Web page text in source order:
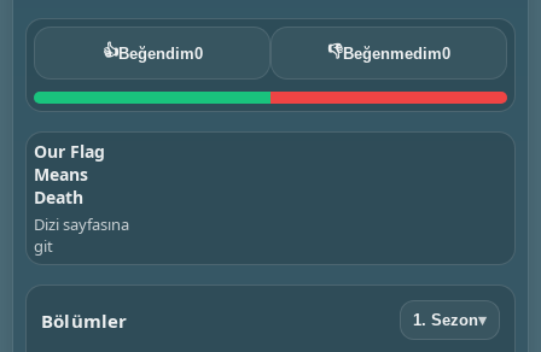
👍Beğendim0 👎Beğenmedim0
Our Flag
Means
Death
Dizi sayfasına
git
Bölümler 1. Sezon▾